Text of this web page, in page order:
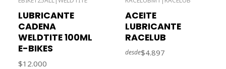
LUBRICANTE
CADENA
WELDTITE 100ML
E-BIKES
$12.000
ACEITE
LUBRICANTE
RACELUB
desde$4.897